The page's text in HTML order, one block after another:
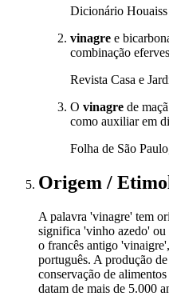
Dicionário
vinagre e
combinação
Revista Casa e
O vinagre de
como auxiliar em
Folha de São
Origem /
A palavra 'vinagre' tem
significa 'vinho azedo'
o francês antigo
português. A produção
conservação de
datam de mais de 5.000